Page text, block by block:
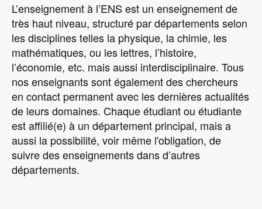
L’enseignement à l’ENS est un enseignement de
très haut niveau, structuré par départements selon
les disciplines telles la physique, la chimie, les
mathématiques, ou les lettres, l’histoire,
l’économie, etc. mais aussi interdisciplinaire. Tous
nos enseignants sont également des chercheurs
en contact permanent avec les dernières actualités
de leurs domaines. Chaque étudiant ou étudiante
est affilié(e) à un département principal, mais a
aussi la possibilité, voir même l'obligation, de
suivre des enseignements dans d’autres
départements.